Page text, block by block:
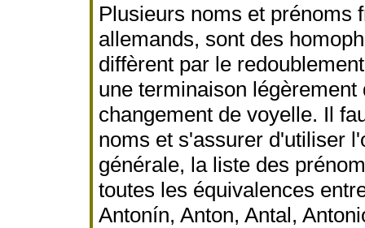
Plusieurs noms et prénoms
allemands, sont des
diffèrent par le
une terminaison
changement de voyelle. Il
noms et s'assurer d'utiliser
générale, la liste des
toutes les équivalences
Antonín, Anton, Antal,